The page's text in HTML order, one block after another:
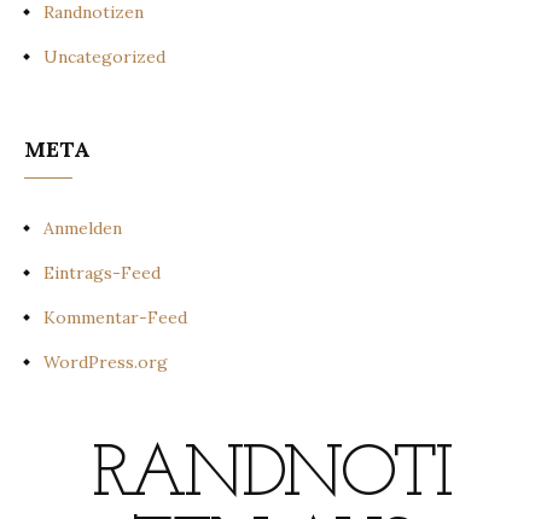
Randnotizen
Uncategorized
META
Anmelden
Eintrags-Feed
Kommentar-Feed
WordPress.org
RANDNOTI